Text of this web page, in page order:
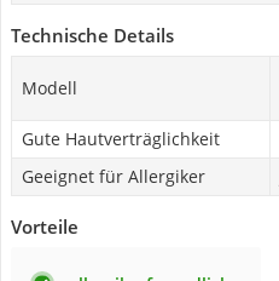
Technische Details
Modell
Gute Hautverträglichkeit
Geeignet für Allergiker
Vorteile